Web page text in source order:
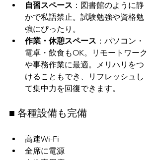
自習スペース ：図書館のように静
かで私語禁止。試験勉強や資格勉
強にぴったり。
作業・休憩スペース ：パソコン・
電卓・飲食もOK。リモートワーク
や事務作業に最適。メリハリをつ
けることもでき、リフレッシュし
て集中力を回復できます。
■ 各種設備も完備
高速Wi-Fi
全席に電源